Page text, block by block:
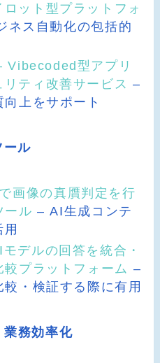
ット型プラットフォ
ネス自動化の包括的
型アプリ
ティ改善サービス –
上をサポート
ール
画像の真贋判定を行
ール – AI生成コンテ
デルの回答を統合・
プラットフォーム –
・検証する際に有用
業務効率化